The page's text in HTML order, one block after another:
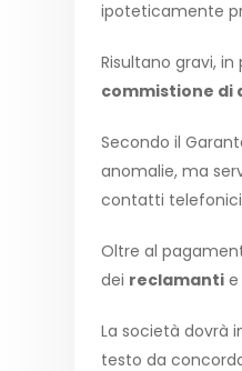
ipoteticamente
Risultano gravi,
commistione di
Secondo il
anomalie, ma
contatti
Oltre al
dei reclamanti e
La società dovrà
testo da